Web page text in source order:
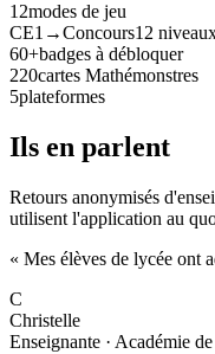
12modes de jeu
CE1→Concours12
60+badges à débloquer
220cartes Mathémonstres
5plateformes
Ils en parlent
Retours anonymisés
utilisent l'application au
« Mes élèves de lycée ont
C
Christelle
Enseignante · Académie